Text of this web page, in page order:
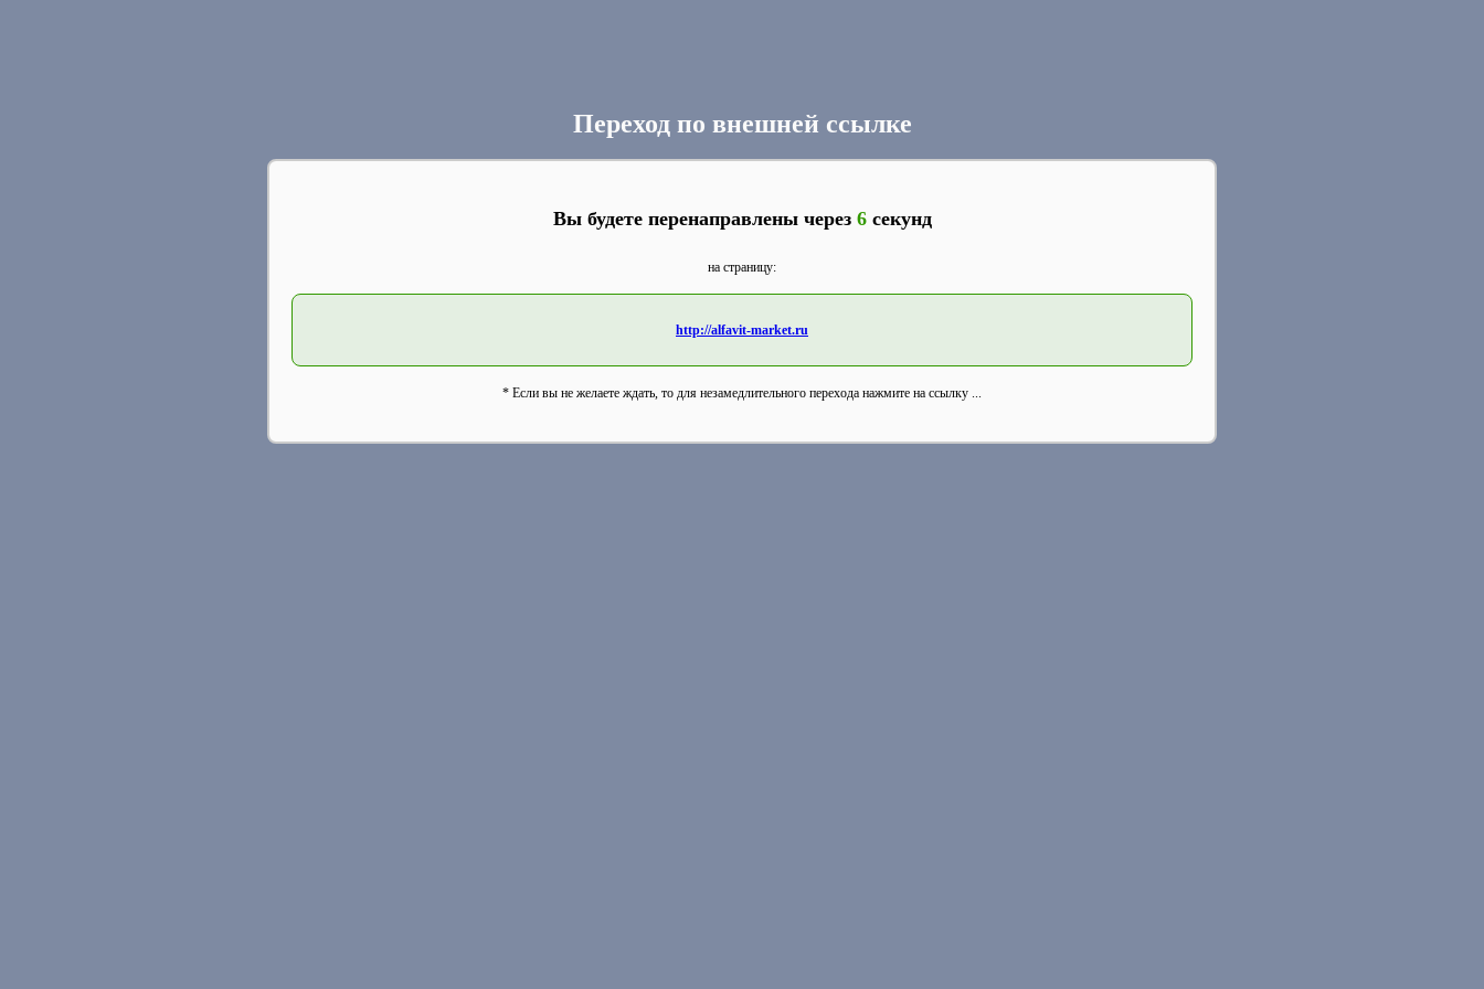
Переход по внешней ссылке
Вы будете перенаправлены через 6секунд
на страницу:
http://alfavit-market.ru
* Если вы не желаете ждать, то для незамедлительного перехода нажмите на ссылку ...